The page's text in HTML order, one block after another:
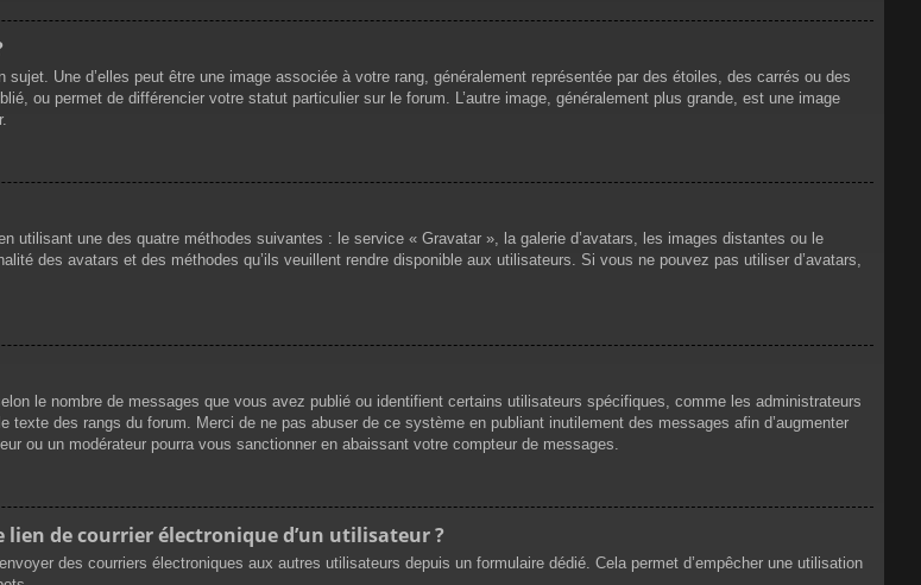
Une d’elles peut être une image associée à votre rang, généralement représentée par des étoiles, des carrés ou des
ou permet de différencier votre statut particulier sur le forum. L’autre image, généralement plus grande, est une image
utilisant une des quatre méthodes suivantes : le service « Gravatar », la galerie d’avatars, les images distantes ou le
des avatars et des méthodes qu’ils veuillent rendre disponible aux utilisateurs. Si vous ne pouvez pas utiliser d’avatars,
le nombre de messages que vous avez publié ou identifient certains utilisateurs spécifiques, comme les administrateurs
des rangs du forum. Merci de ne pas abuser de ce système en publiant inutilement des messages afin d’augmenter
ou un modérateur pourra vous sanctionner en abaissant votre compteur de messages.
lien de courrier électronique d’un utilisateur ?
des courriers électroniques aux autres utilisateurs depuis un formulaire dédié. Cela permet d’empêcher une utilisation